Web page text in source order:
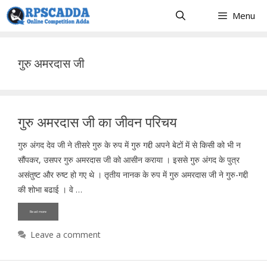
Skip
to
Menu
गुरु अमरदास जी
गुरु अमरदास जी का जीवन परिचय
गुरु अंगद देव जी ने तीसरे गुरु के रुप में गुरु गद्दी अपने बेटों में से किसी को भी न
सौंपकर, उसपर गुरु अमरदास जी को आसीन कराया । इससे गुरु अंगद के पुत्र
असंतुष्ट और रुष्ट हो गए थे । तृतीय नानक के रुप में गुरु अमरदास जी ने गुरु-गद्दी
की शोभा बढाई । वे …
Read more
Leave a comment